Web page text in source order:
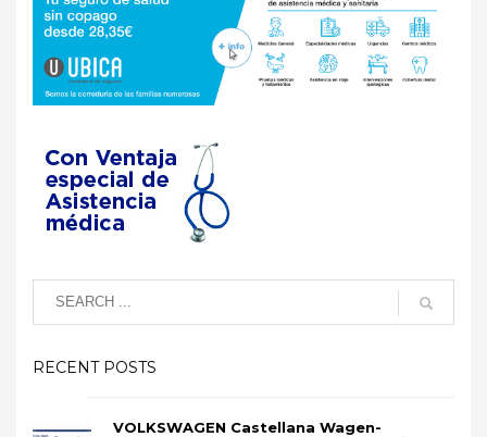
RECENT POSTS
VOLKSWAGEN Castellana Wagen-